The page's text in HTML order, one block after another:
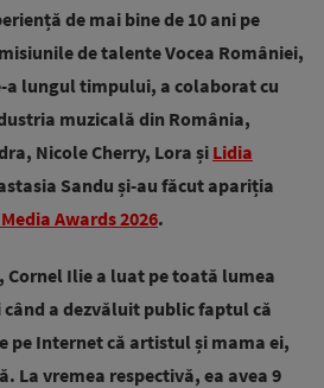
de mai bine de 10 ani pe
de talente Vocea României,
a lungul timpului, a colaborat cu
muzicală din România,
Nicole Cherry, Lora și Lidia
Sandu și-au făcut apariția
Awards 2026.
Ilie a luat pe toată lumea
a dezvăluit public faptul că
pe Internet că artistul și mama ei,
La vremea respectivă, ea avea 9